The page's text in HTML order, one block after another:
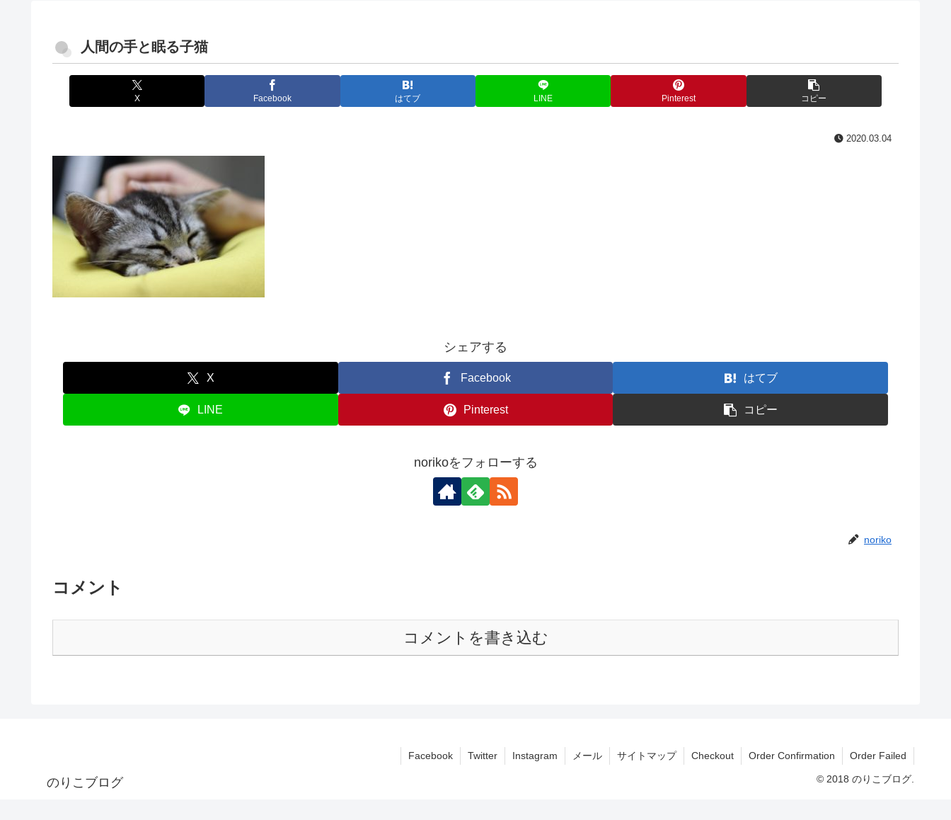
人間の手と眠る子猫
X Facebook はてブ LINE Pinterest コピー
2020.03.04
シェアする
X Facebook はてブ
LINE Pinterest コピー
norikoをフォローする
noriko
コメント
コメントを書き込む
のりこブログ
Facebook Twitter Instagram メール サイトマップ Checkout Order Confirmation Order Failed
© 2018 のりこブログ.